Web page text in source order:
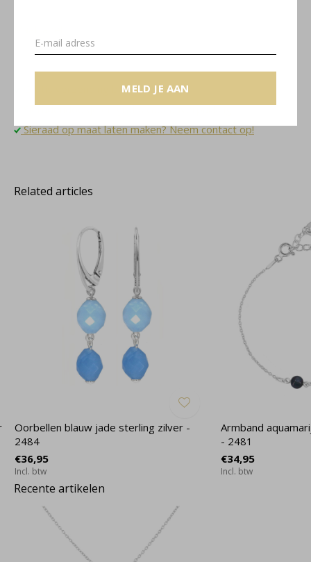
MELD JE AAN
Gratis verzending binnen NL
Sieradendoosje en gratis cadeauverpakking
Sieraad op maat laten maken? Neem contact op!
Related articles
Oorbellen blauw jade sterling zilver -
2484
€36,95
Incl. btw
Armband
- 2481
€34,95
Incl. btw
Recente artikelen